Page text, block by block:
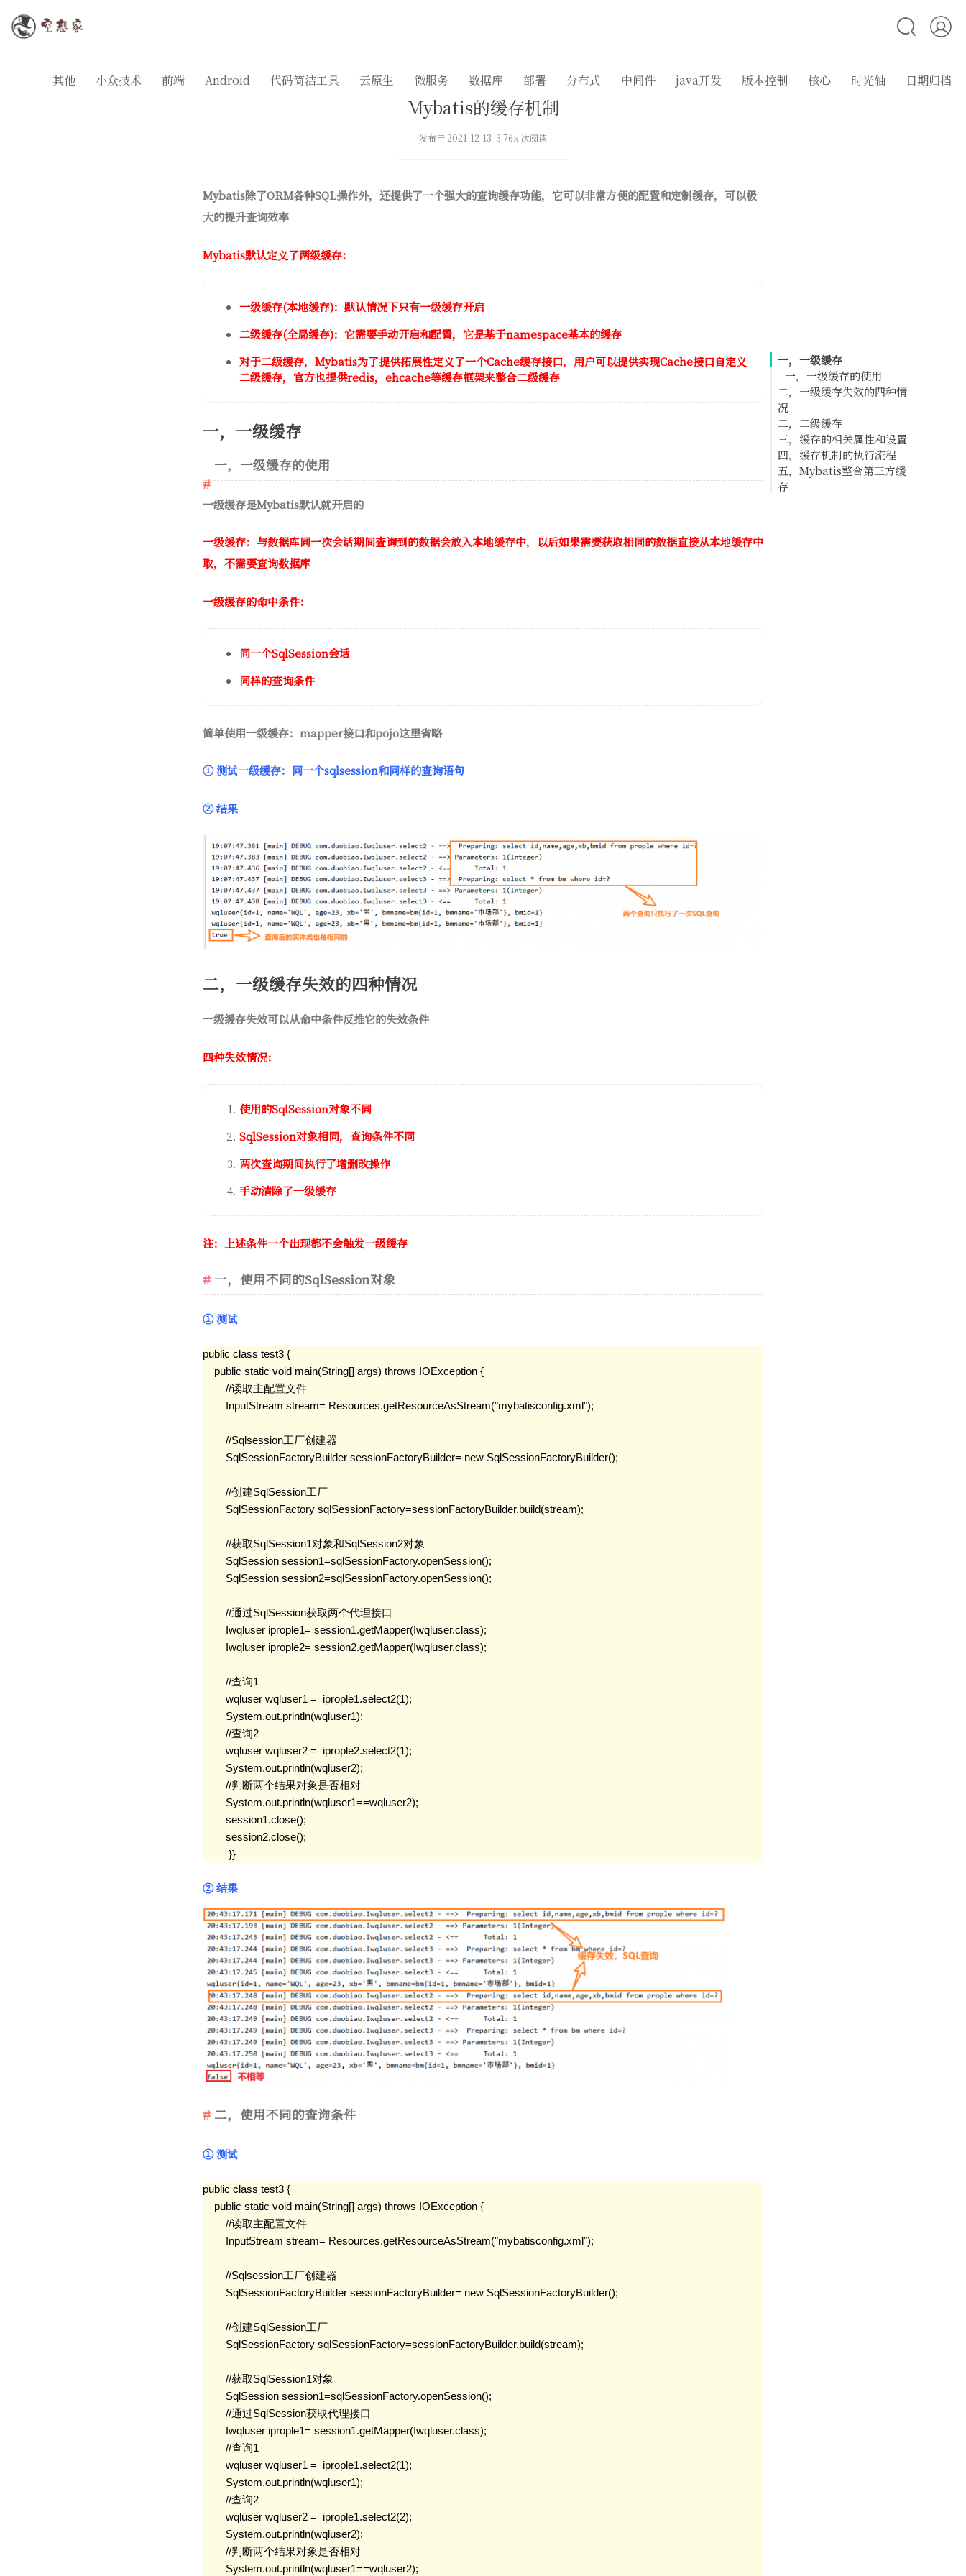
其他 小众技术 前端 Android 代码简洁工具 云原生 微服务 数据库 部署 分布式 中间件 java开发 版本控制 核心 时光轴 日期归档
Mybatis的缓存机制
发布于 2021-12-13 3.76k 次阅读
Mybatis除了ORM各种SQL操作外，还提供了一个强大的查询缓存功能，它可以非常方便的配置和定制缓存，可以极
大的提升查询效率
Mybatis默认定义了两级缓存：
一级缓存(本地缓存)：默认情况下只有一级缓存开启
二级缓存(全局缓存)：它需要手动开启和配置，它是基于namespace基本的缓存
对于二级缓存，Mybatis为了提供拓展性定义了一个Cache缓存接口，用户可以提供实现Cache接口自定义
二级缓存，官方也提供redis，ehcache等缓存框架来整合二级缓存
一，一级缓存
一，一级缓存的使用
一级缓存是Mybatis默认就开启的
一级缓存：与数据库同一次会话期间查询到的数据会放入本地缓存中，以后如果需要获取相同的数据直接从本地缓存中
取，不需要查询数据库
一级缓存的命中条件：
同一个SqlSession会话
同样的查询条件
简单使用一级缓存：mapper接口和pojo这里省略
① 测试一级缓存：同一个sqlsession和同样的查询语句
② 结果
二，一级缓存失效的四种情况
一级缓存失效可以从命中条件反推它的失效条件
四种失效情况：
使用的SqlSession对象不同
SqlSession对象相同，查询条件不同
两次查询期间执行了增删改操作
手动清除了一级缓存
注：上述条件一个出现都不会触发一级缓存
一，使用不同的SqlSession对象
① 测试
public class test3 {
    public static void main(String[] args) throws IOException {
        //读取主配置文件
        InputStream stream= Resources.getResourceAsStream("mybatisconfig.xml");
        //Sqlsession工厂创建器
        SqlSessionFactoryBuilder sessionFactoryBuilder= new SqlSessionFactoryBuilder();
        //创建SqlSession工厂
        SqlSessionFactory sqlSessionFactory=sessionFactoryBuilder.build(stream);
        //获取SqlSession1对象和SqlSession2对象
        SqlSession session1=sqlSessionFactory.openSession();
        SqlSession session2=sqlSessionFactory.openSession();
        //通过SqlSession获取两个代理接口
        Iwqluser iprople1= session1.getMapper(Iwqluser.class);
        Iwqluser iprople2= session2.getMapper(Iwqluser.class);
        //查询1
        wqluser wqluser1 =  iprople1.select2(1);
        System.out.println(wqluser1);
        //查询2
        wqluser wqluser2 =  iprople2.select2(1);
        System.out.println(wqluser2);
        //判断两个结果对象是否相对
        System.out.println(wqluser1==wqluser2);
        session1.close();
        session2.close();
         }}
② 结果
二，使用不同的查询条件
① 测试
public class test3 {
    public static void main(String[] args) throws IOException {
        //读取主配置文件
        InputStream stream= Resources.getResourceAsStream("mybatisconfig.xml");
        //Sqlsession工厂创建器
        SqlSessionFactoryBuilder sessionFactoryBuilder= new SqlSessionFactoryBuilder();
        //创建SqlSession工厂
        SqlSessionFactory sqlSessionFactory=sessionFactoryBuilder.build(stream);
        //获取SqlSession1对象
        SqlSession session1=sqlSessionFactory.openSession();
        //通过SqlSession获取代理接口
        Iwqluser iprople1= session1.getMapper(Iwqluser.class);
        //查询1
        wqluser wqluser1 =  iprople1.select2(1);
        System.out.println(wqluser1);
        //查询2
        wqluser wqluser2 =  iprople1.select2(2);
        System.out.println(wqluser2);
        //判断两个结果对象是否相对
        System.out.println(wqluser1==wqluser2);
一，一级缓存
一，一级缓存的使用
二，一级缓存失效的四种情
况
一，使用不同的
SqlSession对象
二，使用不同的查询条件
三，两次查询期间执行了增
删改操作
二，二级缓存
一，二级缓存的使用
三，缓存的相关属性和设置
四，缓存机制的执行流程
五，Mybatis整合第三方缓
存